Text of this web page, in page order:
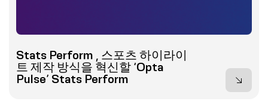
Stats Perform , 스포츠 하이라이
트 제작 방식을 혁신할 ‘Opta
Pulse’ Stats Perform